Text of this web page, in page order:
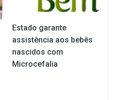
Estado garante
assistência aos bebês
nascidos com
Microcefalia